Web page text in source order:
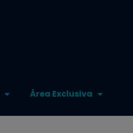
Área Exclusiva